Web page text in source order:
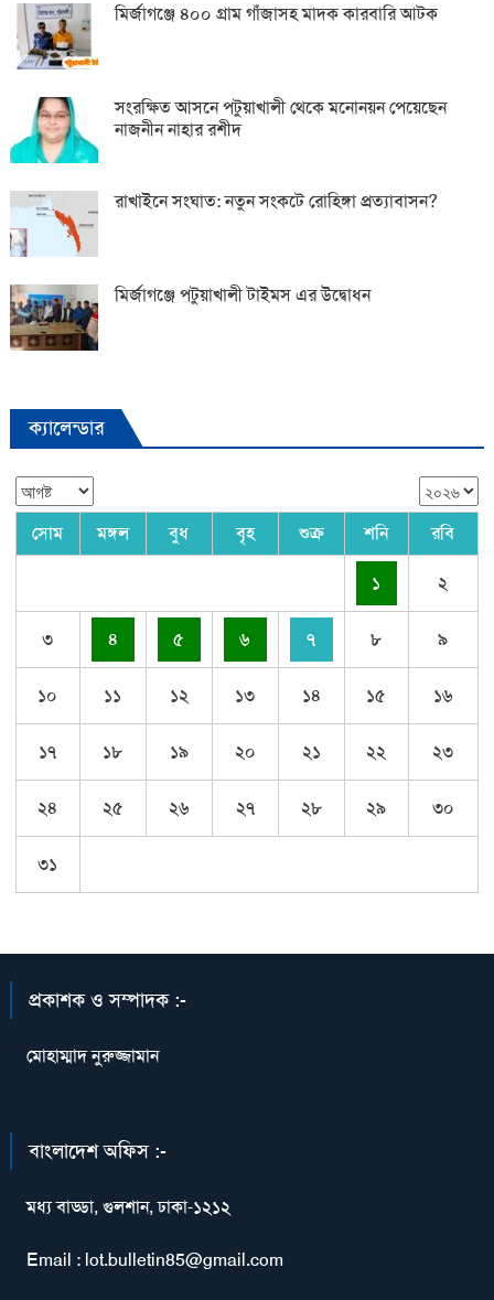
মির্জাগঞ্জে ৪০০ গ্রাম গাঁজাসহ মাদক কারবারি আটক
সংরক্ষিত আসনে পটুয়াখালী থেকে মনোনয়ন পেয়েছেন
নাজনীন নাহার রশীদ
রাখাইনে সংঘাত: নতুন সংকটে রোহিঙ্গা প্রত্যাবাসন?
মির্জাগঞ্জে পটুয়াখালী টাইমস এর উদ্বোধন
ক্যালেন্ডার
সোম মঙ্গল বুধ বৃহ শুক্র শনি রবি
১ ২
৩ ৪ ৫ ৬ ৭ ৮ ৯
১০ ১১ ১২ ১৩ ১৪ ১৫ ১৬
১৭ ১৮ ১৯ ২০ ২১ ২২ ২৩
২৪ ২৫ ২৬ ২৭ ২৮ ২৯ ৩০
৩১
প্রকাশক ও সম্পাদক :-
মোহাম্মাদ নুরুজ্জামান
বাংলাদেশ অফিস :-
মধ্য বাড্ডা, গুলশান, ঢাকা-১২১২
Email : lot.bulletin85@gmail.com